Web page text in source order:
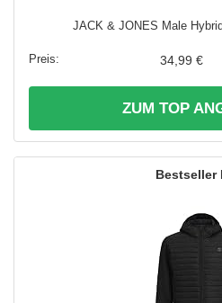
JACK & JONES Male
34,99 €
ZUM TOP